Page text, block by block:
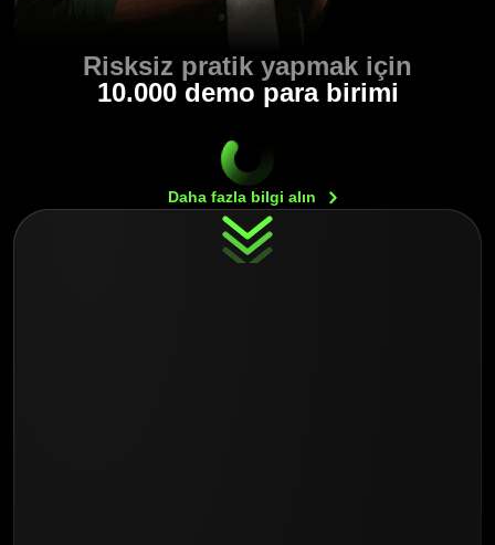
Risksiz pratik yapmak için
10.000 demo para birimi
Daha fazla bilgi alın